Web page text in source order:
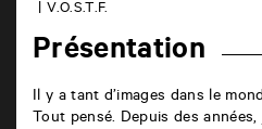
V.O.S.T.F.
Présentation
Il y a tant d’images dans le
Tout pensé. Depuis des